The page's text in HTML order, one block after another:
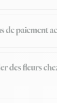
de paiement
des fleurs